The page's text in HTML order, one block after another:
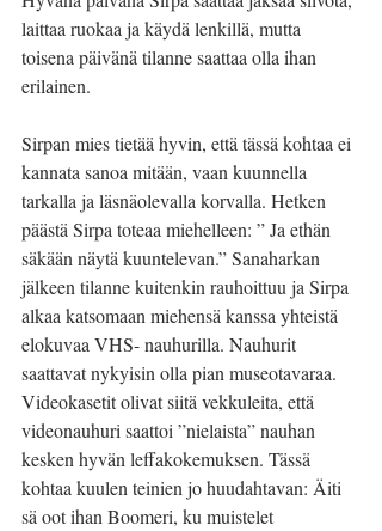
laittaa ruokaa ja käydä lenkillä, mutta
toisena päivänä tilanne saattaa olla ihan
erilainen.
Sirpan mies tietää hyvin, että tässä kohtaa ei
kannata sanoa mitään, vaan kuunnella
tarkalla ja läsnäolevalla korvalla. Hetken
päästä Sirpa toteaa miehelleen: ” Ja ethän
säkään näytä kuuntelevan.” Sanaharkan
jälkeen tilanne kuitenkin rauhoittuu ja Sirpa
alkaa katsomaan miehensä kanssa yhteistä
elokuvaa VHS- nauhurilla. Nauhurit
saattavat nykyisin olla pian museotavaraa.
Videokasetit olivat siitä vekkuleita, että
videonauhuri saattoi ”nielaista” nauhan
kesken hyvän leffakokemuksen. Tässä
kohtaa kuulen teinien jo huudahtavan: Äiti
sä oot ihan Boomeri, ku muistelet